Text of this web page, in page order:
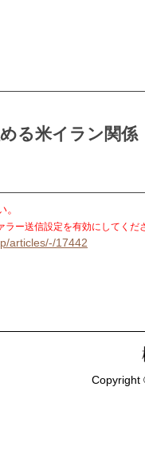
る米イラン関係
ー送信設定を有効にしてくだ
articles/-/17442
Copyright